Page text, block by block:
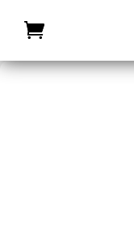
Inicio/ Todos los
Liquid»